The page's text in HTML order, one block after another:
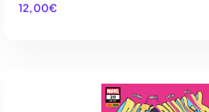
AÑADIR AL CARRITO
12,00€